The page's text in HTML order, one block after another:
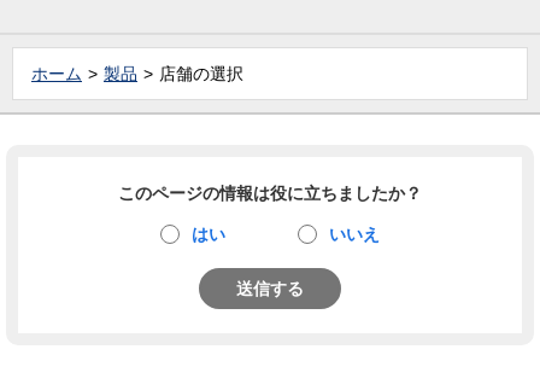
ホーム 製品 店舗の選択
このページの情報は役に立ちましたか？
はい いいえ
送信する